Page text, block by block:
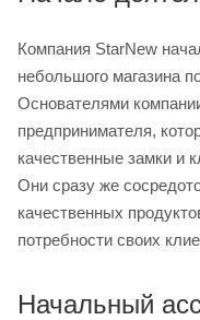
Компания StarNew
небольшого магазина
Основателями
предпринимателя,
качественные замки и
Они сразу же
качественных
потребности своих
Начальный